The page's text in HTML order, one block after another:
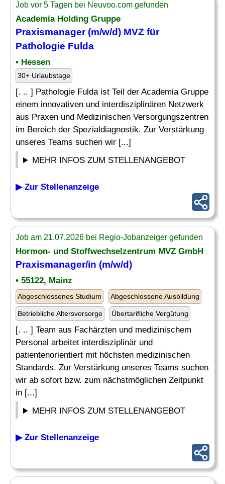
Job vor 5 Tagen bei Neuvoo.com gefunden
Academia Holding Gruppe
Praxismanager(m/w/d) MVZ für
Pathologie Fulda
• Hessen
30+ Urlaubstage
[. .. ] Pathologie Fulda ist Teil der Academia Gruppe
einem innovativen und interdisziplinären Netzwerk
aus Praxen und Medizinischen Versorgungszentren
im Bereich der Spezialdiagnostik. Zur Verstärkung
unseres Teams suchen wir [...]
MEHR INFOS ZUM STELLENANGEBOT
▶ Zur Stellenanzeige
Job am 21.07.2026 bei Regio-Jobanzeiger gefunden
Hormon- und Stoffwechselzentrum MVZ GmbH
Praxismanager/in (m/w/d)
• 55122, Mainz
Abgeschlossenes Studium Abgeschlossene Ausbildung
Betriebliche Altersvorsorge Übertarifliche Vergütung
[. .. ] Team aus Fachärzten und medizinischem
Personal arbeitet interdisziplinär und
patientenorientiert mit höchsten medizinischen
Standards. Zur Verstärkung unseres Teams suchen
wir ab sofort bzw. zum nächstmöglichen Zeitpunkt
in [...]
MEHR INFOS ZUM STELLENANGEBOT
▶ Zur Stellenanzeige